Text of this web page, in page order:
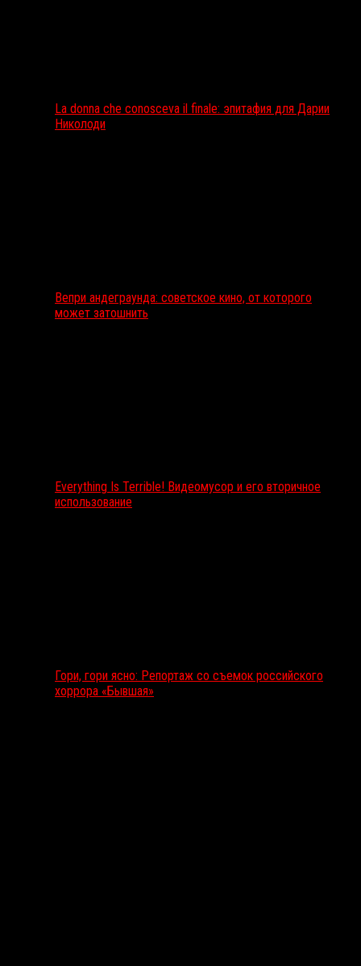
La donna che conosceva il finale: эпитафия для Дарии
Николоди
Вепри андеграунда: советское кино, от которого
может затошнить
Everything Is Terrible! Видеомусор и его вторичное
использование
Гори, гори ясно: Репортаж со съемок российского
хоррора «Бывшая»